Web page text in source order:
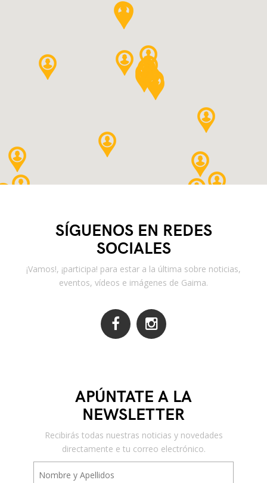
SÍGUENOS EN REDES
SOCIALES
¡Vamos!, ¡participa! para estar a la última sobre noticias,
eventos, vídeos e imágenes de Gaima.
APÚNTATE A LA
NEWSLETTER
Recibirás todas nuestras noticias y novedades
directamente e tu correo electrónico.